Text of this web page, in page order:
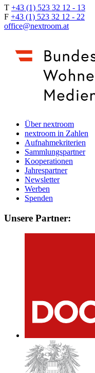
T +43 (1) 523 32 12 - 13
F +43 (1) 523 32 12 - 22
office@nextroom.at
Über nextroom
nextroom in Zahlen
Aufnahmekriterien
Sammlungspartner
Kooperationen
Jahrespartner
Newsletter
Werben
Spenden
Unsere Partner: